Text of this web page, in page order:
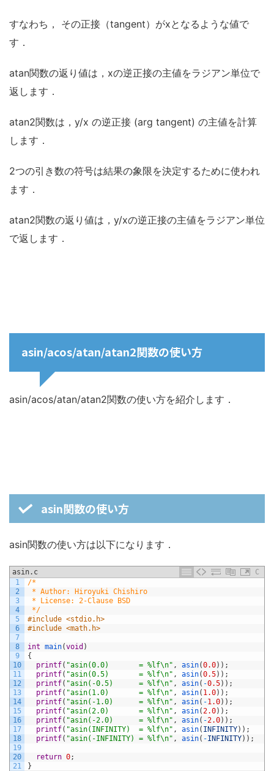
すなわち， その正接（tangent）がxとなるような値で
す．
atan関数の返り値は，xの逆正接の主値をラジアン単位で
返します．
atan2関数は，y/x の逆正接 (arg tangent) の主値を計算
します．
2つの引き数の符号は結果の象限を決定するために使われ
ます．
atan2関数の返り値は，y/xの逆正接の主値をラジアン単位
で返します．
asin/acos/atan/atan2関数の使い方
asin/acos/atan/atan2関数の使い方を紹介します．
asin関数の使い方
asin関数の使い方は以下になります．
asin.c
C
1
2
3
4
5
6
7
8
9
10
11
12
13
14
15
16
17
18
19
20
21
/*
* Author: Hiroyuki Chishiro
* License: 2-Clause BSD
*/
#include <stdio.h>
#include <math.h>
int main(void )
{
printf( "asin(0.0)       = %lf\n" , asin(0.0) ) ;
printf( "asin(0.5)       = %lf\n" , asin(0.5) ) ;
printf( "asin(-0.5)      = %lf\n" , asin( -0.5) ) ;
printf( "asin(1.0)       = %lf\n" , asin( 1.0) ) ;
printf( "asin(-1.0)      = %lf\n" , asin( -1.0) ) ;
printf( "asin(2.0)       = %lf\n" , asin(2.0) ) ;
printf( "asin(-2.0)      = %lf\n" , asin( -2.0) ) ;
printf( "asin(INFINITY)  = %lf\n" , asin( INFINITY) ) ;
printf( "asin(-INFINITY) = %lf\n" , asin( -INFINITY) ) ;
return 0;
}